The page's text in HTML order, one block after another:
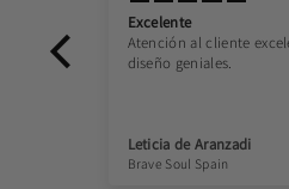
Excelente
Atención al cliente
diseño geniales.
Leticia de Aranzadi
Brave Soul Spain